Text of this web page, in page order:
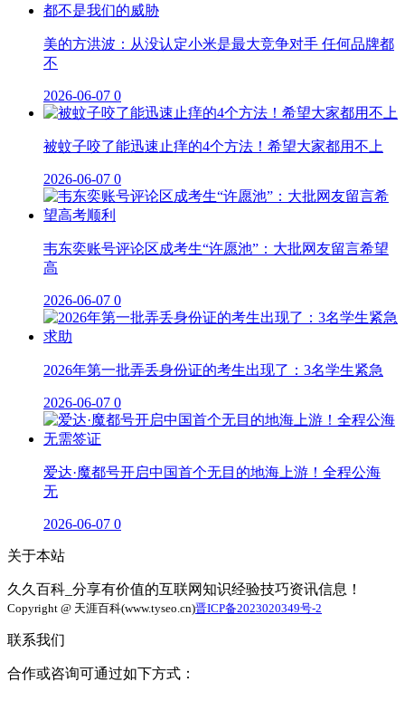
美的方洪波：从没认定小米是最大竞争对手 任何品牌都
不
2026-06-07 0
被蚊子咬了能迅速止痒的4个方法！希望大家都用不上
2026-06-07 0
韦东奕账号评论区成考生“许愿池”：大批网友留言希望
高
2026-06-07 0
2026年第一批弄丢身份证的考生出现了：3名学生紧急
2026-06-07 0
爱达·魔都号开启中国首个无目的地海上游！全程公海
无
2026-06-07 0
关于本站
久久百科_分享有价值的互联网知识经验技巧资讯信息！
Copyright @ 天涯百科(www.tyseo.cn)晋ICP备2023020349号-2
联系我们
合作或咨询可通过如下方式：